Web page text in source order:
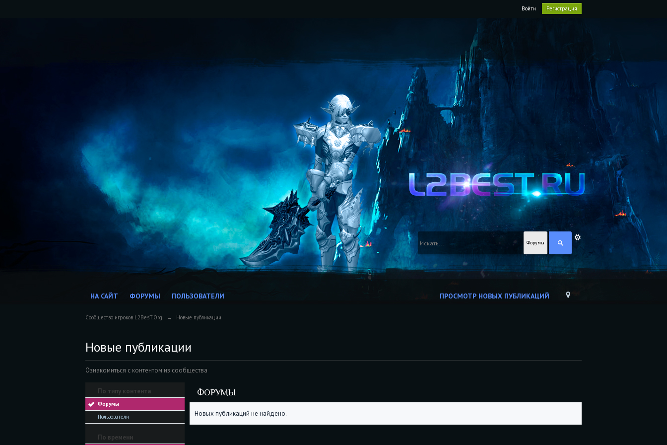
Войти Регистрация
Форумы
ПРОСМОТР НОВЫХ ПУБЛИКАЦИЙ
НА САЙТ ФОРУМЫ ПОЛЬЗОВАТЕЛИ
Сообщество игроков L2BesT.Org → Новые публикации
Новые публикации
Ознакомиться с контентом из сообщества
По типу контента
Форумы
Пользователи
По времени
ФОРУМЫ
Новых публикаций не найдено.